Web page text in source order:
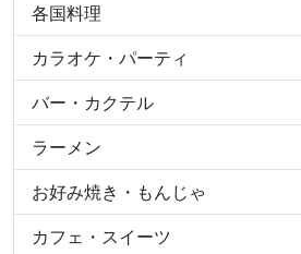
各国料理
カラオケ・パーティ
バー・カクテル
ラーメン
お好み焼き・もんじゃ
カフェ・スイーツ